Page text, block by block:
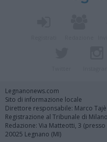
Legnanonews.com
Sito di informazione locale
Direttore responsabile: Marco Tajè
Registrazione al Tribunale di
Redazione: Via Matteotti, 3
20025 Legnano (MI)